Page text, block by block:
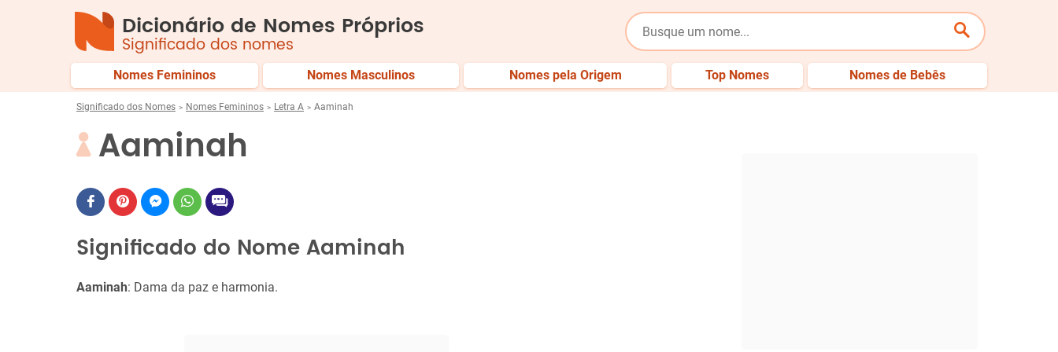
Dicionário de Nomes Próprios
Significado dos nomes
Nomes Femininos Nomes Masculinos Nomes pela Origem Top Nomes Nomes de Bebês
Significado dos Nomes Nomes Femininos Letra A Aaminah
Aaminah
Significado do Nome Aaminah
Aaminah: Dama da paz e harmonia.